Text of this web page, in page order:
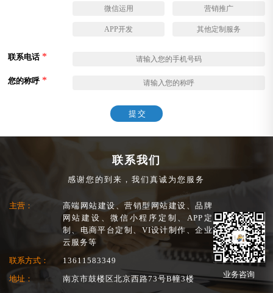
微信运用 营销推广
APP开发 其他定制服务
联系电话 *
您的称呼 *
提交
联系我们
感谢您的到来，我们真诚为您服务
主营：
高端网站建设、营销型网站建设、品牌
网站建设、微信小程序定制、APP定
制、电商平台定制、VI设计制作、企业
云服务等
联系方式：
13611583349
地址：
南京市鼓楼区北京西路73号B幢3楼 业务咨询